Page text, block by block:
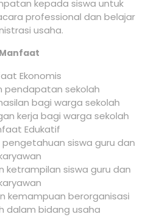
kepada siswa untuk
professional dan belajar
usaha.
Ekonomis
pendapatan sekolah
bagi warga sekolah
kerja bagi warga sekolah
Edukatif
siswa guru dan
ketrampilan siswa guru dan
kemampuan berorganisasi
dalam bidang usaha